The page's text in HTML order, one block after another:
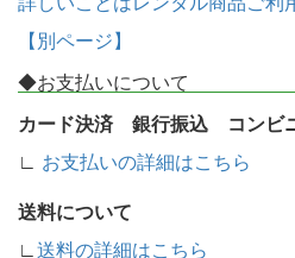
【別ページ】
◆お支払いについて
カード決済 銀行振込 コンビ
∟ お支払いの詳細はこちら
送料について
∟送料の詳細はこちら